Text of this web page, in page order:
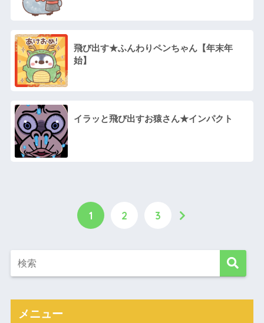
飛び出す★ふんわりペンちゃん【年末年
始】
イラッと飛び出すお猿さん★インパクト
1 2 3
メニュー